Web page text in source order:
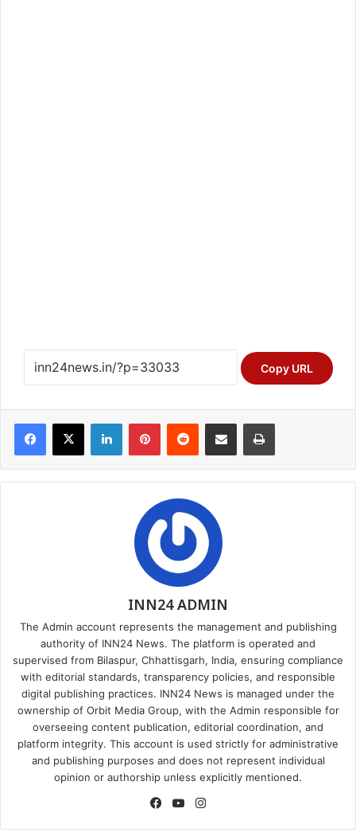
Copy URL
Facebook
X LinkedInPinterestReddit Share via Email Print
INN24 ADMIN
The Admin account represents the management and publishing
authority of INN24 News. The platform is operated and
supervised from Bilaspur, Chhattisgarh, India, ensuring compliance
with editorial standards, transparency policies, and responsible
digital publishing practices. INN24 News is managed under the
ownership of Orbit Media Group, with the Admin responsible for
overseeing content publication, editorial coordination, and
platform integrity. This account is used strictly for administrative
and publishing purposes and does not represent individual
opinion or authorship unless explicitly mentioned.
FacebookYouTube